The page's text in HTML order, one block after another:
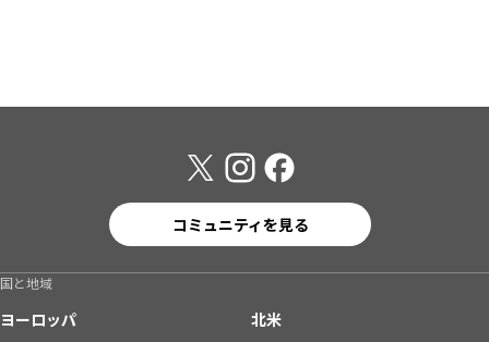
コミュニティを見る
国と地域
ヨーロッパ
北米